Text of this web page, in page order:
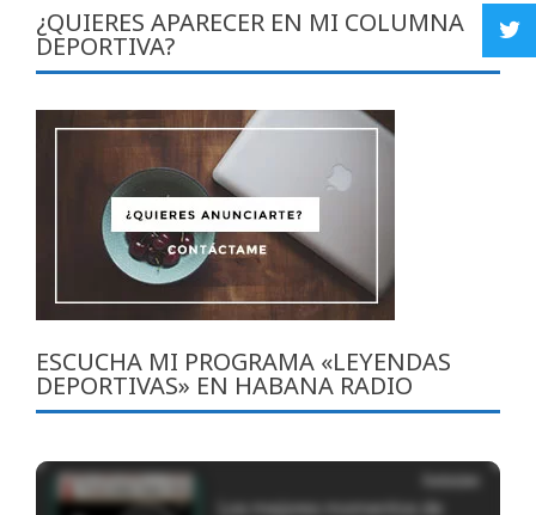
¿QUIERES APARECER EN MI COLUMNA
DEPORTIVA?
ESCUCHA MI PROGRAMA «LEYENDAS
DEPORTIVAS» EN HABANA RADIO